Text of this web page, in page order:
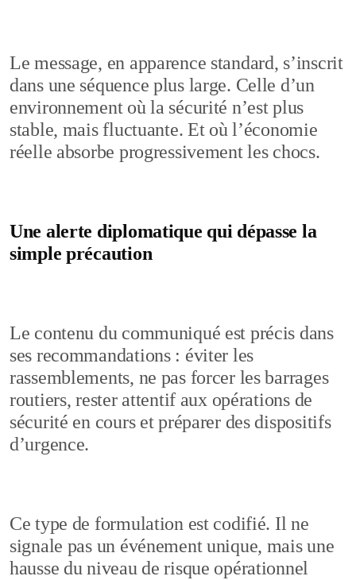
Le message, en apparence standard, s’inscrit
dans une séquence plus large. Celle d’un
environnement où la sécurité n’est plus
stable, mais fluctuante. Et où l’économie
réelle absorbe progressivement les chocs.
Une alerte diplomatique qui dépasse la
simple précaution
Le contenu du communiqué est précis dans
ses recommandations : éviter les
rassemblements, ne pas forcer les barrages
routiers, rester attentif aux opérations de
sécurité en cours et préparer des dispositifs
d’urgence.
Ce type de formulation est codifié. Il ne
signale pas un événement unique, mais une
hausse du niveau de risque opérationnel